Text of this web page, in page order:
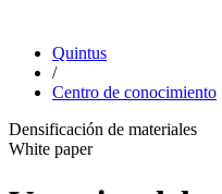
Quintus
/
Centro de conocimiento
Densificación de materiales
White paper